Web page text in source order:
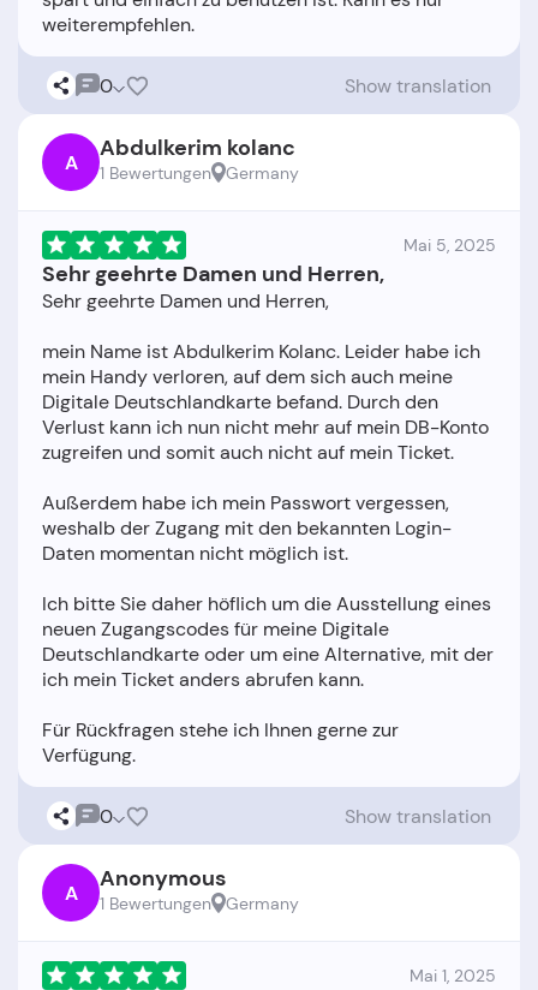
0 Show translation
A Abdulkerim kolanc
1 Bewertungen Germany
Mai 5, 2025
Sehr geehrte Damen und Herren,
Sehr geehrte Damen und Herren,
mein Name ist Abdulkerim Kolanc. Leider habe ich
mein Handy verloren, auf dem sich auch meine
Digitale Deutschlandkarte befand. Durch den
Verlust kann ich nun nicht mehr auf mein DB-Konto
zugreifen und somit auch nicht auf mein Ticket.
Außerdem habe ich mein Passwort vergessen,
weshalb der Zugang mit den bekannten Login-
Daten momentan nicht möglich ist.
Ich bitte Sie daher höflich um die Ausstellung eines
neuen Zugangscodes für meine Digitale
Deutschlandkarte oder um eine Alternative, mit der
ich mein Ticket anders abrufen kann.
Für Rückfragen stehe ich Ihnen gerne zur
0 Show translation
A Anonymous
1 Bewertungen Germany
Mai 1, 2025